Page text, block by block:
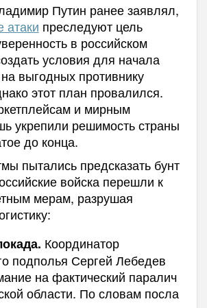
Путин ранее заявлял,
атаки преследуют цель
в российском
условия для начала
выгодных противнику
этот план провалился.
и мирным
укрепили решимость страны
до конца.
пытались предсказать бунт
войска перешли к
мерам, разрушая
Координатор
подполья Сергей Лебедев
на фактический паралич
области. По словам посла